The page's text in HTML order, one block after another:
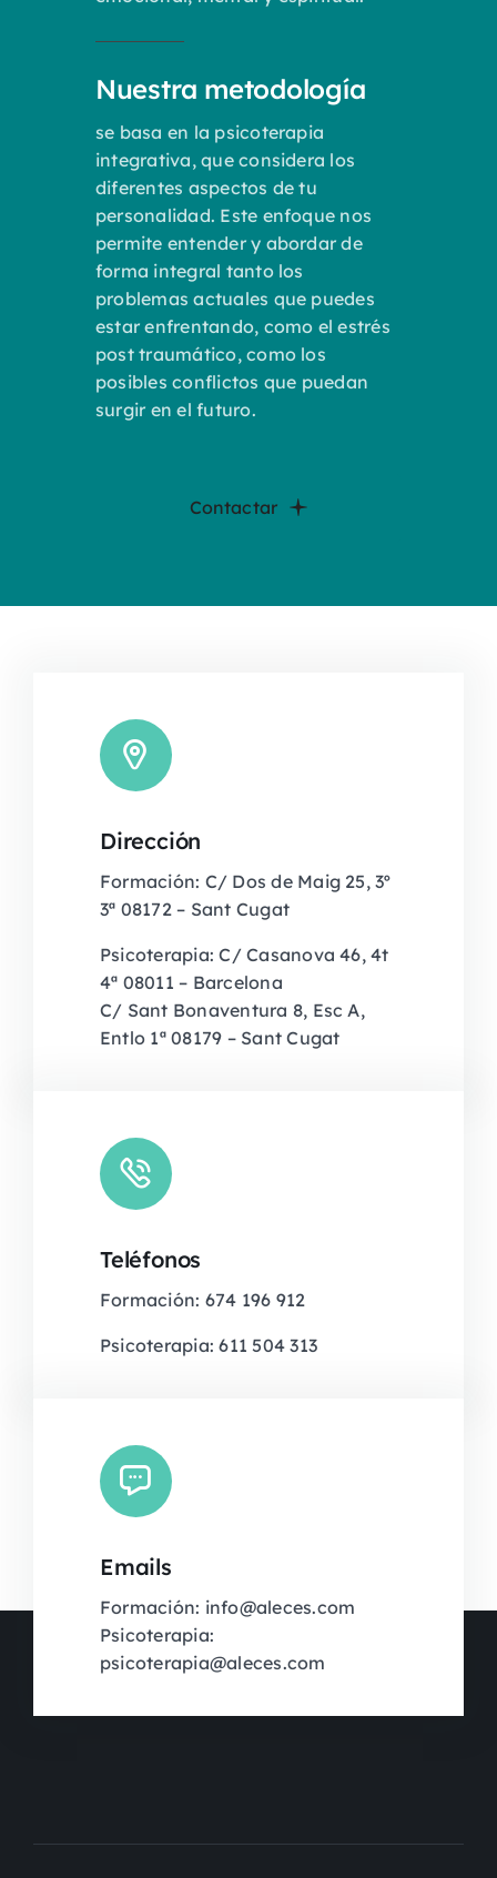
Nuestra metodología
se basa en la psicoterapia
integrativa, que considera los
diferentes aspectos de tu
personalidad. Este enfoque nos
permite entender y abordar de
forma integral tanto los
problemas actuales que puedes
estar enfrentando, como el estrés
post traumático, como los
posibles conflictos que puedan
surgir en el futuro.
Contactar
Dirección
Formación: C/ Dos de Maig 25, 3º
3ª 08172 – Sant Cugat
Psicoterapia: C/ Casanova 46, 4t
4ª 08011 – Barcelona
C/ Sant Bonaventura 8, Esc A,
Entlo 1ª 08179 – Sant Cugat
Teléfonos
Formación: 674 196 912
Psicoterapia: 611 504 313
Emails
Formación: info@aleces.com
Psicoterapia:
psicoterapia@aleces.com